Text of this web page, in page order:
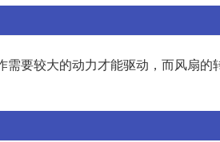
要较大的动力才能驱动，而风扇的